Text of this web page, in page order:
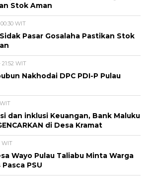
Stok Aman
WIT
Pasar Gosalaha Pastikan Stok
21:52 WIT
Nakhodai DPC PDI-P Pulau
dan inklusi Keuangan, Bank Maluku
di Desa Kramat
WIT
Wayo Pulau Taliabu Minta Warga
PSU